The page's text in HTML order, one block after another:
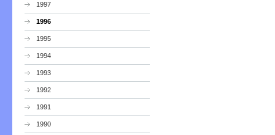
1997
1996
1995
1994
1993
1992
1991
1990